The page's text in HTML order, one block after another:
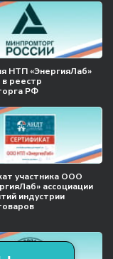
НТП «ЭнергияЛаб»
реестр
РФ
участника ООО
ассоциации
индустрии